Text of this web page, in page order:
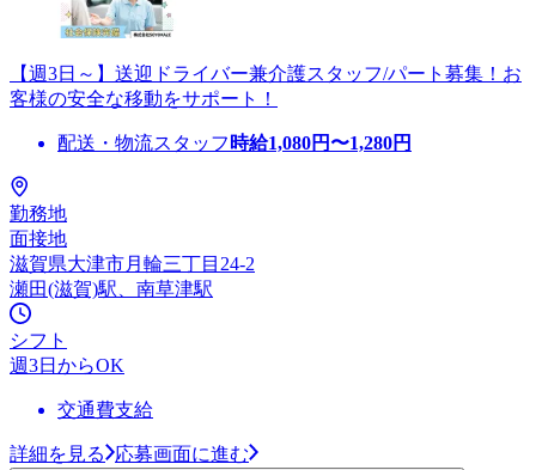
【週3日～】送迎ドライバー兼介護スタッフ/パート募集！お
客様の安全な移動をサポート！
配送・物流スタッフ 時給1,080円〜1,280円
勤務地
面接地
滋賀県大津市月輪三丁目24-2
瀬田(滋賀)駅、南草津駅
シフト
週3日からOK
交通費支給
詳細を見る 応募画面に進む